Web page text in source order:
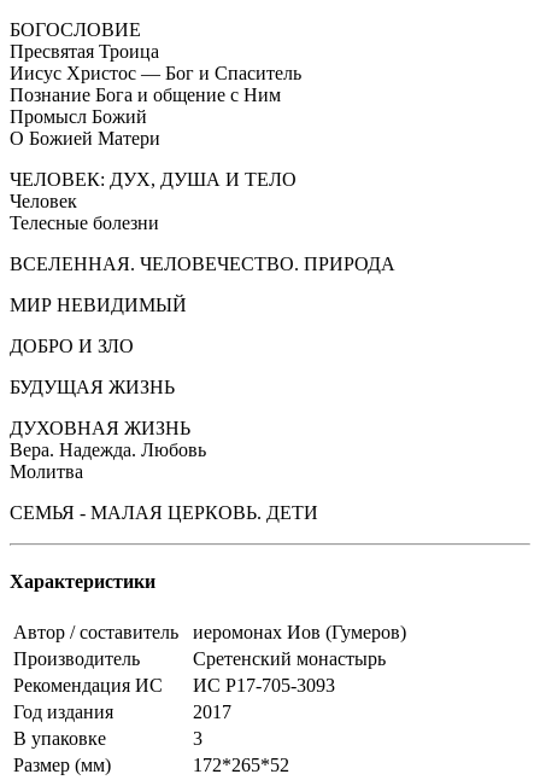
БОГОСЛОВИЕ
Пресвятая Троица
Иисус Христос — Бог и Спаситель
Познание Бога и общение с Ним
Промысл Божий
О Божией Матери
ЧЕЛОВЕК: ДУХ, ДУША И ТЕЛО
Человек
Телесные болезни
ВСЕЛЕННАЯ. ЧЕЛОВЕЧЕСТВО. ПРИРОДА
МИР НЕВИДИМЫЙ
ДОБРО И ЗЛО
БУДУЩАЯ ЖИЗНЬ
ДУХОВНАЯ ЖИЗНЬ
Вера. Надежда. Любовь
Молитва
СЕМЬЯ - МАЛАЯ ЦЕРКОВЬ. ДЕТИ
Характеристики
Автор / составитель
иеромонах Иов (Гумеров)
Производитель
Сретенский монастырь
Рекомендация ИС
ИС Р17-705-3093
Год издания
2017
В упаковке
3
Размер (мм)
172*265*52